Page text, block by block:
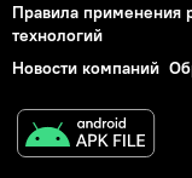
Правила применения
технологий
Новости компаний